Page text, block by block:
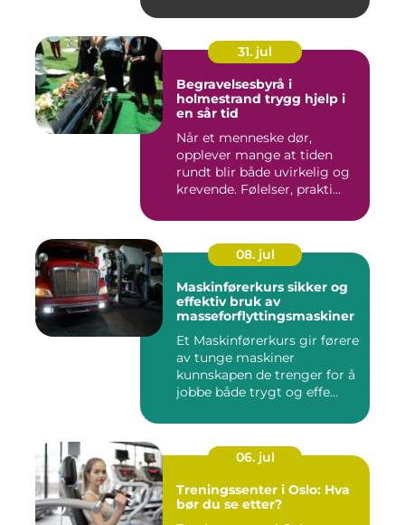
31. jul
Begravelsesbyrå i
holmestrand trygg hjelp i
en sår tid
Når et menneske dør,
opplever mange at tiden
rundt blir både uvirkelig og
krevende. Følelser, prakti...
08. jul
Maskinførerkurs sikker og
effektiv bruk av
masseforflyttingsmaskiner
Et Maskinførerkurs gir førere
av tunge maskiner
kunnskapen de trenger for å
jobbe både trygt og effe...
06. jul
Treningssenter i Oslo: Hva
bør du se etter?